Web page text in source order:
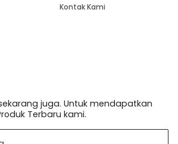
Kontak Kami
juga. Untuk mendapatkan
Terbaru kami.